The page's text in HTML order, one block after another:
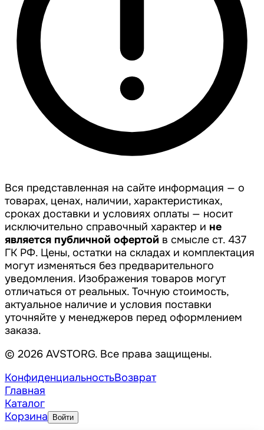
Вся представленная на сайте информация — о
товарах, ценах, наличии, характеристиках,
сроках доставки и условиях оплаты — носит
исключительно справочный характер и не
является публичной офертой в смысле ст. 437
ГК РФ. Цены, остатки на складах и комплектация
могут изменяться без предварительного
уведомления. Изображения товаров могут
отличаться от реальных. Точную стоимость,
актуальное наличие и условия поставки
уточняйте у менеджеров перед оформлением
заказа.
© 2026 AVSTORG. Все права защищены.
КонфиденциальностьВозврат
Главная
Каталог
Корзина
Войти